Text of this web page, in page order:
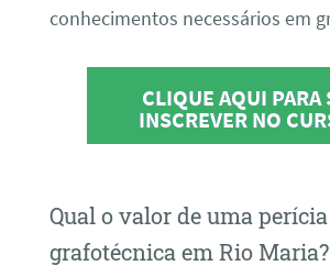
conhecimentos necessários em
CLIQUE AQUI PARA
INSCREVER NO
Qual o valor de uma perícia
grafotécnica em Rio Maria?